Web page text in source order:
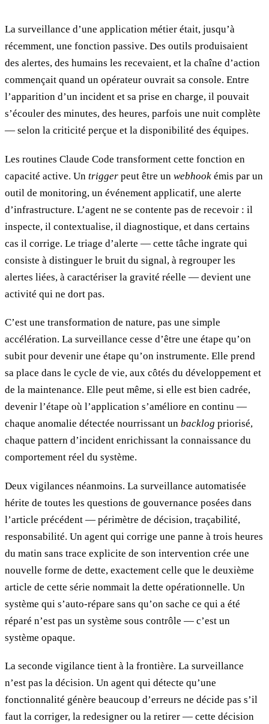
La surveillance d’une application métier était, jusqu’à
récemment, une fonction passive. Des outils produisaient
des alertes, des humains les recevaient, et la chaîne d’action
commençait quand un opérateur ouvrait sa console. Entre
l’apparition d’un incident et sa prise en charge, il pouvait
s’écouler des minutes, des heures, parfois une nuit complète
— selon la criticité perçue et la disponibilité des équipes.
Les routines Claude Code transforment cette fonction en
capacité active. Un trigger peut être un webhook émis par un
outil de monitoring, un événement applicatif, une alerte
d’infrastructure. L’agent ne se contente pas de recevoir : il
inspecte, il contextualise, il diagnostique, et dans certains
cas il corrige. Le triage d’alerte — cette tâche ingrate qui
consiste à distinguer le bruit du signal, à regrouper les
alertes liées, à caractériser la gravité réelle — devient une
activité qui ne dort pas.
C’est une transformation de nature, pas une simple
accélération. La surveillance cesse d’être une étape qu’on
subit pour devenir une étape qu’on instrumente. Elle prend
sa place dans le cycle de vie, aux côtés du développement et
de la maintenance. Elle peut même, si elle est bien cadrée,
devenir l’étape où l’application s’améliore en continu —
chaque anomalie détectée nourrissant un backlog priorisé,
chaque pattern d’incident enrichissant la connaissance du
comportement réel du système.
Deux vigilances néanmoins. La surveillance automatisée
hérite de toutes les questions de gouvernance posées dans
l’article précédent — périmètre de décision, traçabilité,
responsabilité. Un agent qui corrige une panne à trois heures
du matin sans trace explicite de son intervention crée une
nouvelle forme de dette, exactement celle que le deuxième
article de cette série nommait la dette opérationnelle. Un
système qui s’auto-répare sans qu’on sache ce qui a été
réparé n’est pas un système sous contrôle — c’est un
système opaque.
La seconde vigilance tient à la frontière. La surveillance
n’est pas la décision. Un agent qui détecte qu’une
fonctionnalité génère beaucoup d’erreurs ne décide pas s’il
faut la corriger, la redesigner ou la retirer — cette décision